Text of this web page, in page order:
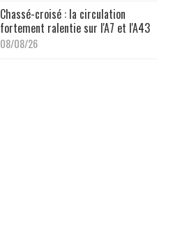
Chassé-croisé : la circulation
fortement ralentie sur l'A7 et l'A43
08/08/26